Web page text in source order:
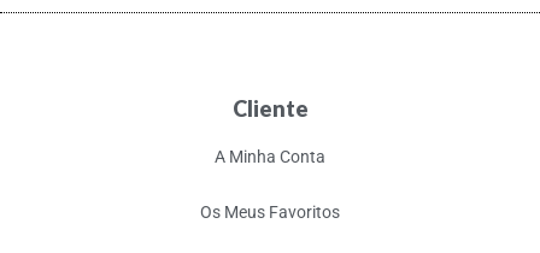
Cliente
A Minha Conta
Os Meus Favoritos